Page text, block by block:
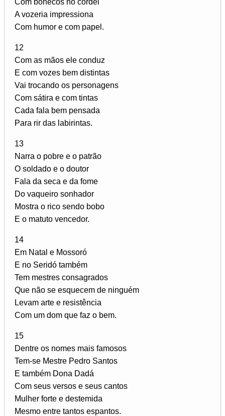
A vozeria impressiona
Com humor e com papel.
12
Com as mãos ele conduz
E com vozes bem distintas
Vai trocando os personagens
Com sátira e com tintas
Cada fala bem pensada
Para rir das labirintas.
13
Narra o pobre e o patrão
O soldado e o doutor
Fala da seca e da fome
Do vaqueiro sonhador
Mostra o rico sendo bobo
E o matuto vencedor.
14
Em Natal e Mossoró
E no Seridó também
Tem mestres consagrados
Que não se esquecem de ninguém
Levam arte e resistência
Com um dom que faz o bem.
15
Dentre os nomes mais famosos
Tem-se Mestre Pedro Santos
E também Dona Dadá
Com seus versos e seus cantos
Mulher forte e destemida
Mesmo entre tantos espantos.